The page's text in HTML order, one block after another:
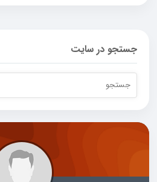
جستجو در سایت